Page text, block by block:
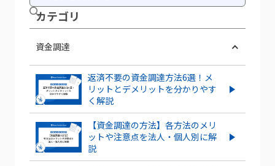
カテ ゴリ
資金調達
返済不要の資金調達方法6選！メ
リットとデメリットを分かりやす
く解説
【資金調達の方法】各方法のメリ
ットや注意点を法人・個人別に解
説